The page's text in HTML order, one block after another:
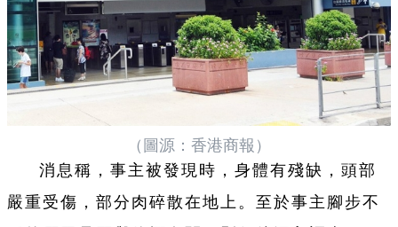
（圖源：香港商報）
消息稱，事主被發現時，身體有殘缺，頭部
嚴重受傷，部分肉碎散在地上。至於事主腳步不